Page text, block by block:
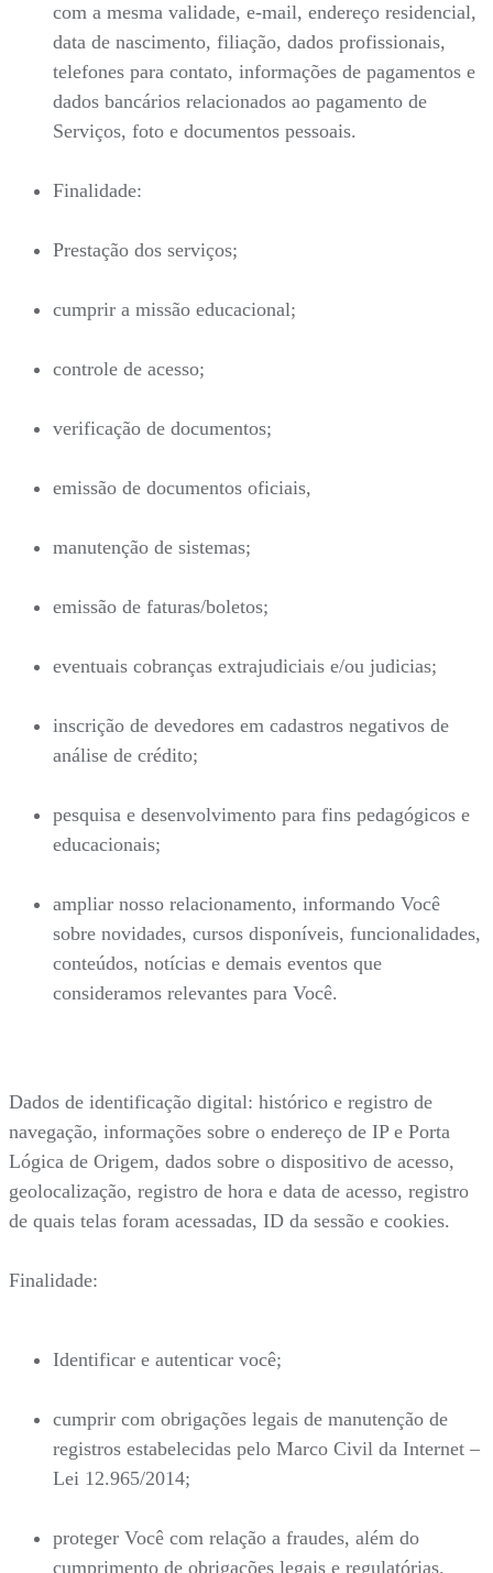
com a mesma validade, e-mail, endereço residencial,
data de nascimento, filiação, dados profissionais,
telefones para contato, informações de pagamentos e
dados bancários relacionados ao pagamento de
Serviços, foto e documentos pessoais.
Finalidade:
Prestação dos serviços;
cumprir a missão educacional;
controle de acesso;
verificação de documentos;
emissão de documentos oficiais,
manutenção de sistemas;
emissão de faturas/boletos;
eventuais cobranças extrajudiciais e/ou judicias;
inscrição de devedores em cadastros negativos de
análise de crédito;
pesquisa e desenvolvimento para fins pedagógicos e
educacionais;
ampliar nosso relacionamento, informando Você
sobre novidades, cursos disponíveis, funcionalidades,
conteúdos, notícias e demais eventos que
consideramos relevantes para Você.
Dados de identificação digital: histórico e registro de
navegação, informações sobre o endereço de IP e Porta
Lógica de Origem, dados sobre o dispositivo de acesso,
geolocalização, registro de hora e data de acesso, registro
de quais telas foram acessadas, ID da sessão e cookies.
Finalidade:
Identificar e autenticar você;
cumprir com obrigações legais de manutenção de
registros estabelecidas pelo Marco Civil da Internet –
Lei 12.965/2014;
proteger Você com relação a fraudes, além do
cumprimento de obrigações legais e regulatórias.